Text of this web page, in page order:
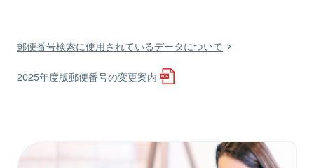
郵便番号検索に使用されているデータについて
2025年度版郵便番号の変更案内